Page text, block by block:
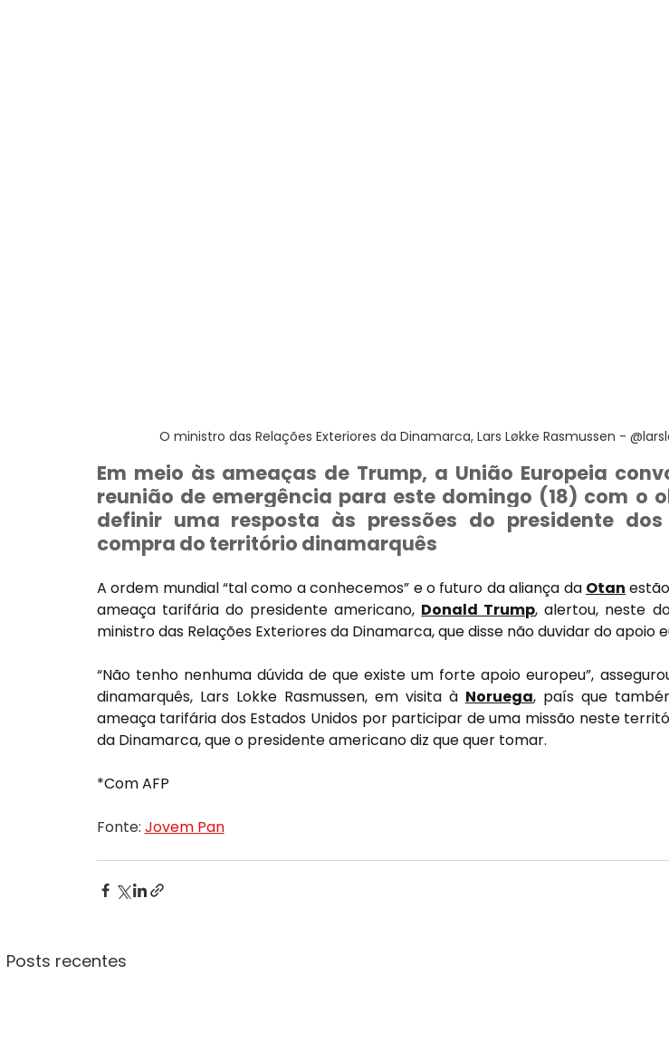
O ministro das Relações Exteriores da Dinamarca, Lars Løkke Rasmussen -
Em meio às ameaças de Trump, a União Europeia
reunião de emergência para este domingo (18) com o
definir uma resposta às pressões do presidente dos
compra do território dinamarquês
A ordem mundial “tal como a conhecemos” e o futuro da aliança da Otan
ameaça tarifária do presidente americano, Donald Trump, alertou, neste
ministro das Relações Exteriores da Dinamarca, que disse não duvidar do apoio
“Não tenho nenhuma dúvida de que existe um forte apoio europeu”,
dinamarquês, Lars Lokke Rasmussen, em visita à Noruega, país que
ameaça tarifária dos Estados Unidos por participar de uma missão neste
da Dinamarca, que o presidente americano diz que quer tomar.
*Com AFP
Fonte: Jovem Pan
Posts recentes